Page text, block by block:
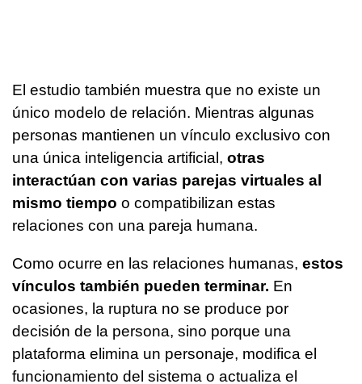
El estudio también muestra que no existe un
único modelo de relación. Mientras algunas
personas mantienen un vínculo exclusivo con
una única inteligencia artificial, otras
interactúan con varias parejas virtuales al
mismo tiempo o compatibilizan estas
relaciones con una pareja humana.
Como ocurre en las relaciones humanas, estos
vínculos también pueden terminar. En
ocasiones, la ruptura no se produce por
decisión de la persona, sino porque una
plataforma elimina un personaje, modifica el
funcionamiento del sistema o actualiza el